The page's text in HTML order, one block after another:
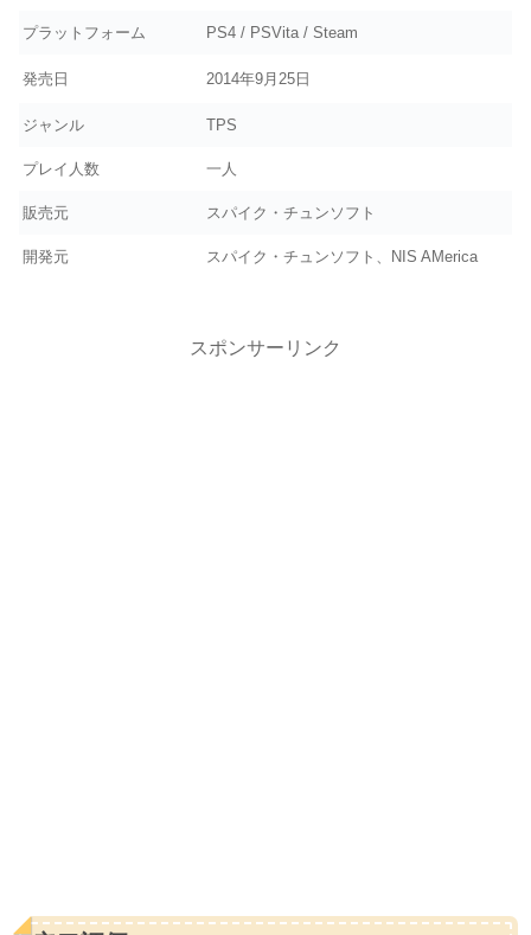
プラットフォーム PS4 / PSVita / Steam
発売日 2014年9月25日
ジャンル TPS
プレイ人数 一人
販売元 スパイク・チュンソフト
開発元 スパイク・チュンソフト、NIS AMerica
スポンサーリンク